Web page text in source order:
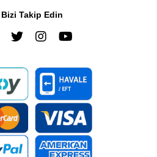
Bizi Takip Edin